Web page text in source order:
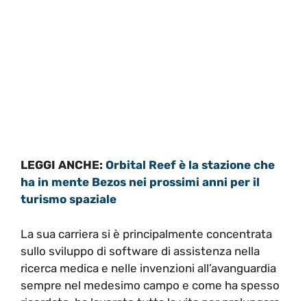
LEGGI ANCHE: Orbital Reef è la stazione che
ha in mente Bezos nei prossimi anni per il
turismo spaziale
La sua carriera si è principalmente concentrata
sullo sviluppo di software di assistenza nella
ricerca medica e nelle invenzioni all’avanguardia
sempre nel medesimo campo e come ha spesso